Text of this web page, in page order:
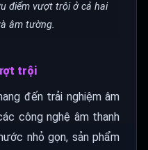
điểm vượt trội ở cả hai
âm tường.
trội
đến trải nghiệm âm
công nghệ âm thanh
nhỏ gọn, sản phẩm